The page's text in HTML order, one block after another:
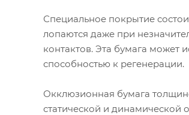
Специальное покрытие
лопаются даже при
контактов. Эта бумага может
способностью к регенерации.
Окклюзионная бумага
статической и динамической